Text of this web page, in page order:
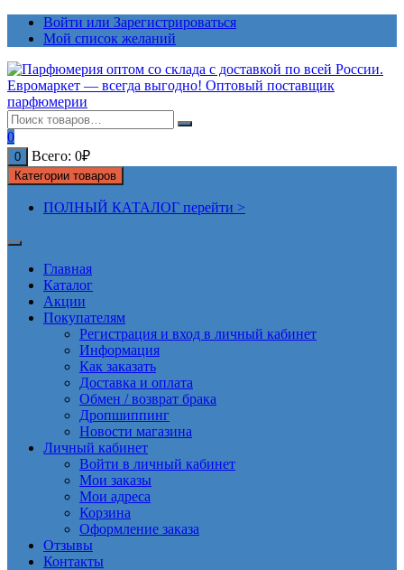
ПерейтиВойти или Зарегистрироваться
Мой список желаний
0
0 Всего: 0₽
Категории товаров
ПОЛНЫЙ КАТАЛОГ перейти >
Главная
Каталог
Акции
Покупателям
Регистрация и вход в личный кабинет
Информация
Как заказать
Доставка и оплата
Обмен / возврат брака
Дропшиппинг
Новости магазина
Личный кабинет
Войти в личный кабинет
Мои заказы
Мои адреса
Корзина
Оформление заказа
Отзывы
Контакты